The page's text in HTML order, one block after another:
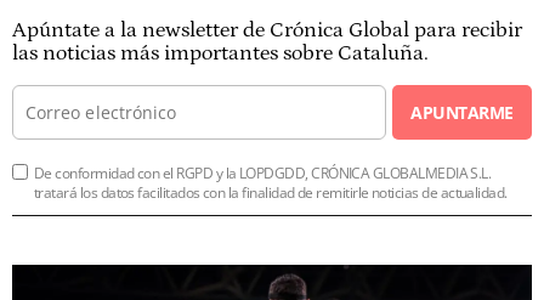
Apúntate a la newsletter de Crónica Global para recibir
las noticias más importantes sobre Cataluña.
APUNTARME
De conformidad con el RGPD y la LOPDGDD, CRÓNICA GLOBALMEDIA S.L.
tratará los datos facilitados con la finalidad de remitirle noticias de actualidad.